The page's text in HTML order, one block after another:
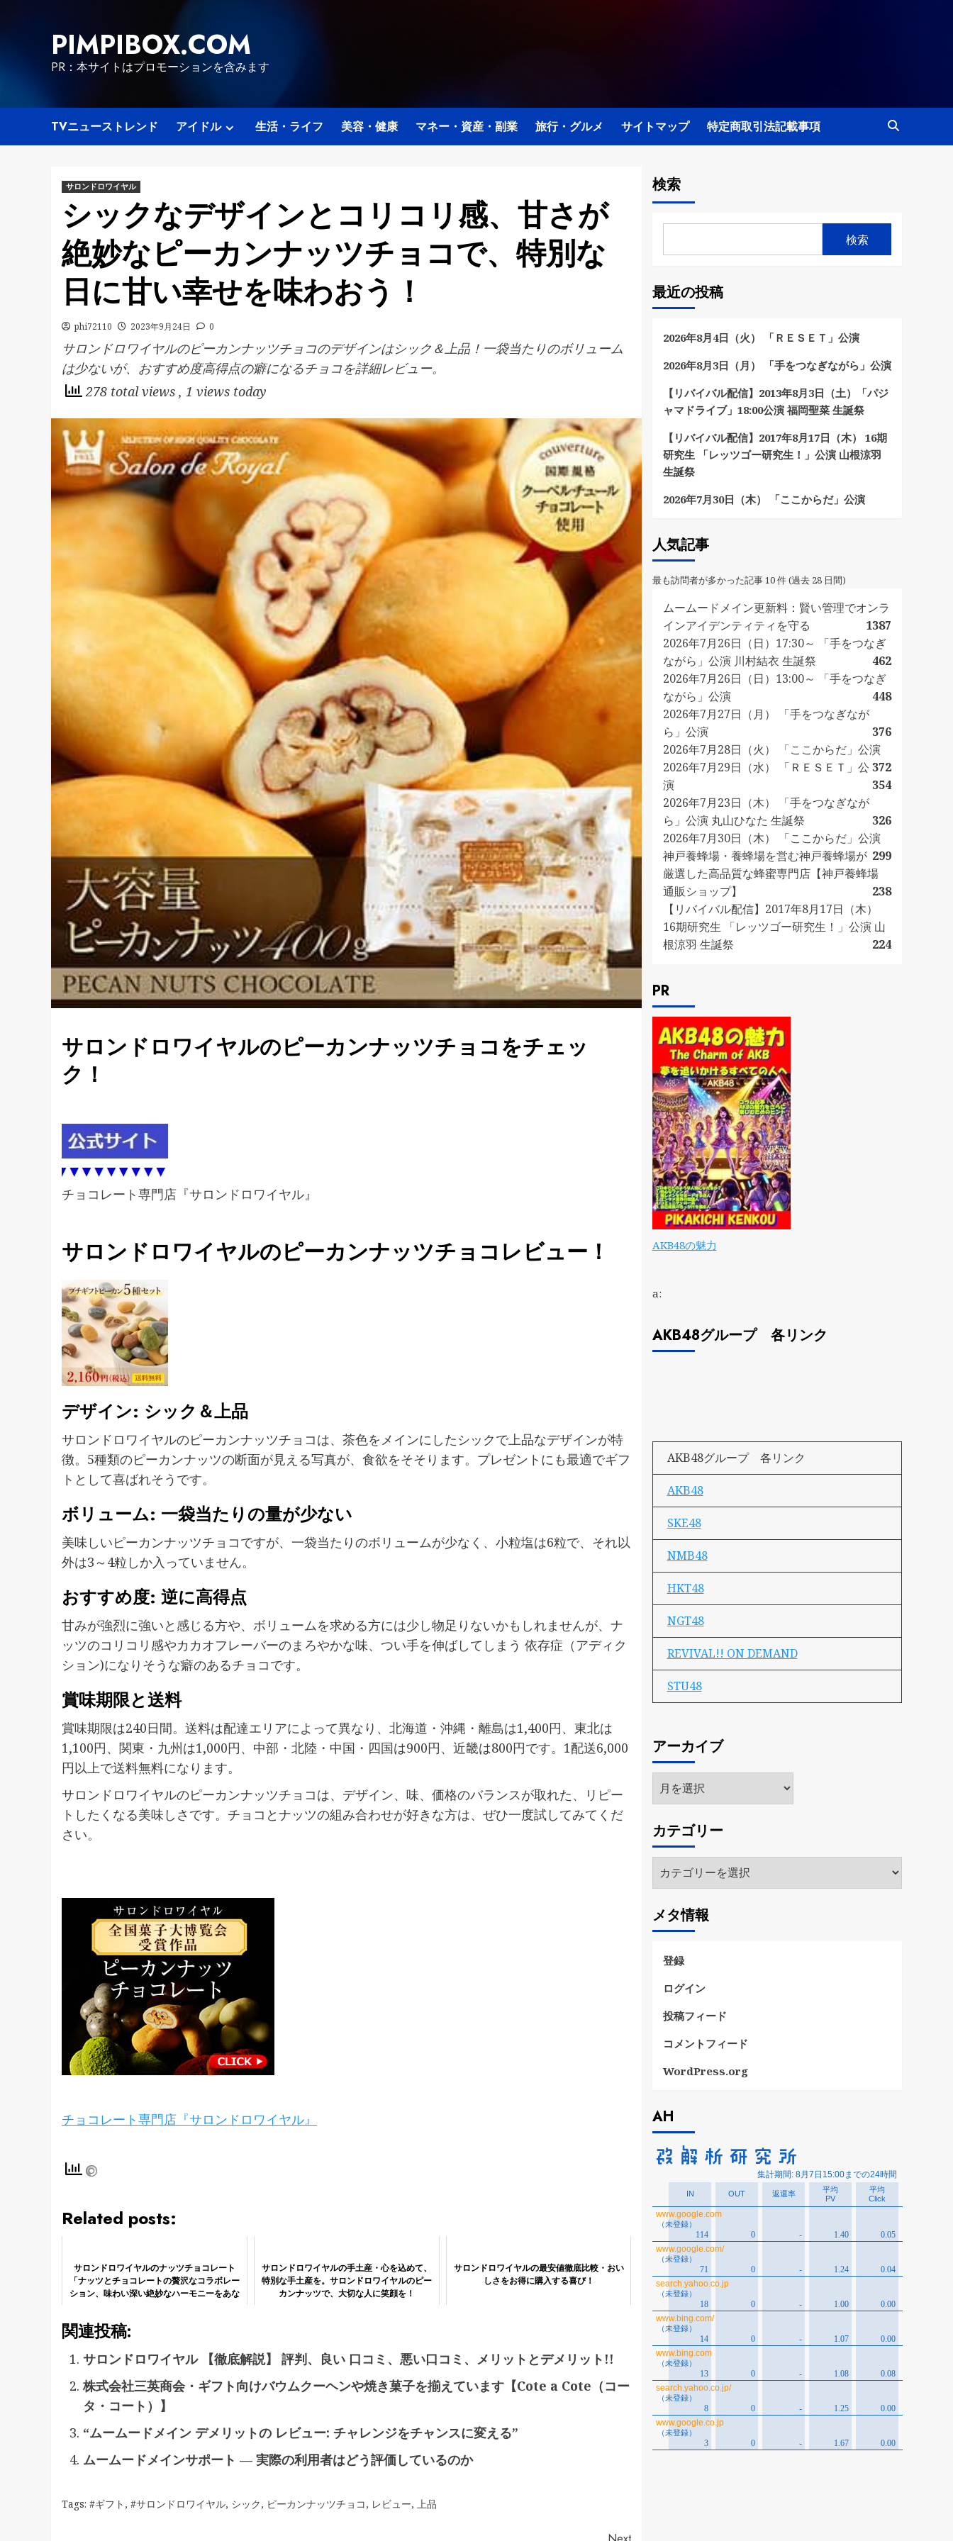
PIMPIBOX.COM
PR：本サイトはプロモーションを含みます
TVニューストレンド アイドル 生活・ライフ 美容・健康 マネー・資産・副業 旅行・グルメ サイトマップ 特定商取引法記載事項
サロンドロワイヤル
シックなデザインとコリコリ感、甘さが
絶妙なピーカンナッツチョコで、特別な
日に甘い幸せを味わおう！
phi72110 2023年9月24日 0
サロンドロワイヤルのピーカンナッツチョコのデザインはシック＆上品！一袋当たりのボリューム
は少ないが、おすすめ度高得点の癖になるチョコを詳細レビュー。
278 total views , 1 views today
サロンドロワイヤルのピーカンナッツチョコをチェッ
ク！
チョコレート専門店『サロンドロワイヤル』
サロンドロワイヤルのピーカンナッツチョコレビュー！
デザイン: シック＆上品
サロンドロワイヤルのピーカンナッツチョコは、茶色をメインにしたシックで上品なデザインが特
徴。5種類のピーカンナッツの断面が見える写真が、食欲をそそります。プレゼントにも最適でギフ
トとして喜ばれそうです。
ボリューム: 一袋当たりの量が少ない
美味しいピーカンナッツチョコですが、一袋当たりのボリュームが少なく、小粒塩は6粒で、それ以
外は3～4粒しか入っていません。
おすすめ度: 逆に高得点
甘みが強烈に強いと感じる方や、ボリュームを求める方には少し物足りないかもしれませんが、ナ
ッツのコリコリ感やカカオフレーバーのまろやかな味、つい手を伸ばしてしまう 依存症（アディク
ション)になりそうな癖のあるチョコです。
賞味期限と送料
賞味期限は240日間。送料は配達エリアによって異なり、北海道・沖縄・離島は1,400円、東北は
1,100円、関東・九州は1,000円、中部・北陸・中国・四国は900円、近畿は800円です。1配送6,000
円以上で送料無料になります。
サロンドロワイヤルのピーカンナッツチョコは、デザイン、味、価格のバランスが取れた、リピー
トしたくなる美味しさです。チョコとナッツの組み合わせが好きな方は、ぜひ一度試してみてくだ
さい。
チョコレート専門店『サロンドロワイヤル』
Related posts:
サロンドロワイヤルのナッツチョコレート
「ナッツとチョコレートの贅沢なコラボレー
ション、味わい深い絶妙なハーモニーをあな
サロンドロワイヤルの手土産・心を込めて、
特別な手土産を。サロンドロワイヤルのピー
カンナッツで、大切な人に笑顔を！
サロンドロワイヤルの最安値徹底比較・おい
しさをお得に購入する喜び！
関連投稿:
サロンドロワイヤル 【徹底解説】 評判、良い 口コミ、悪い口コミ、メリットとデメリット!!
株式会社三英商会・ギフト向けバウムクーヘンや焼き菓子を揃えています【Cote a Cote（コー
タ・コート）】
“ムームードメイン デメリットの レビュー: チャレンジをチャンスに変える”
ムームードメインサポート — 実際の利用者はどう評価しているのか
Tags: #ギフト , #サロンドロワイヤル, シック, ピーカンナッツチョコ, レビュー, 上品
検索
検索
最近の投稿
2026年8月4日（火） 「ＲＥＳＥＴ」公演
2026年8月3日（月） 「手をつなぎながら」公演
【リバイバル配信】2013年8月3日（土）「パジ
ャマドライブ」18:00公演 福岡聖菜 生誕祭
【リバイバル配信】2017年8月17日（木） 16期
研究生 「レッツゴー研究生！」公演 山根涼羽
生誕祭
2026年7月30日（木） 「ここからだ」公演
人気記事
最も訪問者が多かった記事 10 件 (過去 28 日間)
ムームードメイン更新料：賢い管理でオンラ
インアイデンティティを守る
1387
2026年7月26日（日）17:30～ 「手をつなぎ
ながら」公演 川村結衣 生誕祭
462
2026年7月26日（日）13:00～ 「手をつなぎ
ながら」公演
448
2026年7月27日（月） 「手をつなぎなが
ら」公演
376
2026年7月28日（火） 「ここからだ」公演
372
2026年7月29日（水） 「ＲＥＳＥＴ」公
演
354
2026年7月23日（木） 「手をつなぎなが
ら」公演 丸山ひなた 生誕祭
326
2026年7月30日（木） 「ここからだ」公演
299
神戸養蜂場・養蜂場を営む神戸養蜂場が
厳選した高品質な蜂蜜専門店【神戸養蜂場
通販ショップ】
238
【リバイバル配信】2017年8月17日（木）
16期研究生 「レッツゴー研究生！」公演 山
根涼羽 生誕祭
224
PR
AKB48の魅力
a:
AKB48グループ 各リンク
AKB48グループ 各リンク
AKB48
SKE48
NMB48
HKT48
NGT48
REVIVAL!! ON DEMAND
STU48
アーカイブ
ア
ー
イ
ブ
カテゴリー
テ
リ
ー
メタ情報
登録
ログイン
投稿フィード
コメントフィード
WordPress.org
AH